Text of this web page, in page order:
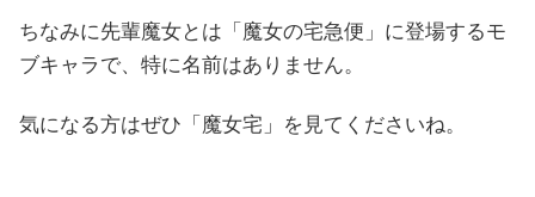
ちなみに先輩魔女とは「魔女の宅急便」に登場するモ
ブキャラで、特に名前はありません。
気になる方はぜひ「魔女宅」を見てくださいね。